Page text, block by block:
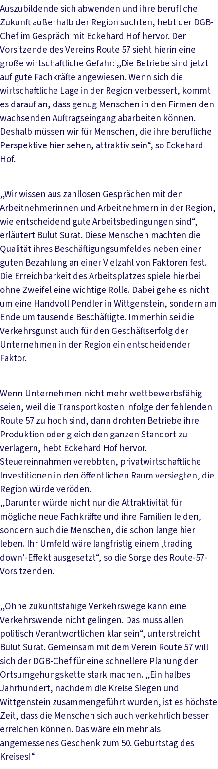
Auszubildende sich abwenden und ihre berufliche
Zukunft außerhalb der Region suchten, hebt der DGB-
Chef im Gespräch mit Eckehard Hof hervor. Der
Vorsitzende des Vereins Route 57 sieht hierin eine
große wirtschaftliche Gefahr: „Die Betriebe sind jetzt
auf gute Fachkräfte angewiesen. Wenn sich die
wirtschaftliche Lage in der Region verbessert, kommt
es darauf an, dass genug Menschen in den Firmen den
wachsenden Auftragseingang abarbeiten können.
Deshalb müssen wir für Menschen, die ihre berufliche
Perspektive hier sehen, attraktiv sein“, so Eckehard
Hof.
„Wir wissen aus zahllosen Gesprächen mit den
Arbeitnehmerinnen und Arbeitnehmern in der Region,
wie entscheidend gute Arbeitsbedingungen sind“,
erläutert Bulut Surat. Diese Menschen machten die
Qualität ihres Beschäftigungsumfeldes neben einer
guten Bezahlung an einer Vielzahl von Faktoren fest.
Die Erreichbarkeit des Arbeitsplatzes spiele hierbei
ohne Zweifel eine wichtige Rolle. Dabei gehe es nicht
um eine Handvoll Pendler in Wittgenstein, sondern am
Ende um tausende Beschäftigte. Immerhin sei die
Verkehrsgunst auch für den Geschäftserfolg der
Unternehmen in der Region ein entscheidender
Faktor.
Wenn Unternehmen nicht mehr wettbewerbsfähig
seien, weil die Transportkosten infolge der fehlenden
Route 57 zu hoch sind, dann drohten Betriebe ihre
Produktion oder gleich den ganzen Standort zu
verlagern, hebt Eckehard Hof hervor.
Steuereinnahmen verebbten, privatwirtschaftliche
Investitionen in den öffentlichen Raum versiegten, die
Region würde veröden.
„Darunter würde nicht nur die Attraktivität für
mögliche neue Fachkräfte und ihre Familien leiden,
sondern auch die Menschen, die schon lange hier
leben. Ihr Umfeld wäre langfristig einem ‚trading
down‘-Effekt ausgesetzt“, so die Sorge des Route-57-
Vorsitzenden.
„Ohne zukunftsfähige Verkehrswege kann eine
Verkehrswende nicht gelingen. Das muss allen
politisch Verantwortlichen klar sein“, unterstreicht
Bulut Surat. Gemeinsam mit dem Verein Route 57 will
sich der DGB-Chef für eine schnellere Planung der
Ortsumgehungskette stark machen. „Ein halbes
Jahrhundert, nachdem die Kreise Siegen und
Wittgenstein zusammengeführt wurden, ist es höchste
Zeit, dass die Menschen sich auch verkehrlich besser
erreichen können. Das wäre ein mehr als
angemessenes Geschenk zum 50. Geburtstag des
Kreises!“